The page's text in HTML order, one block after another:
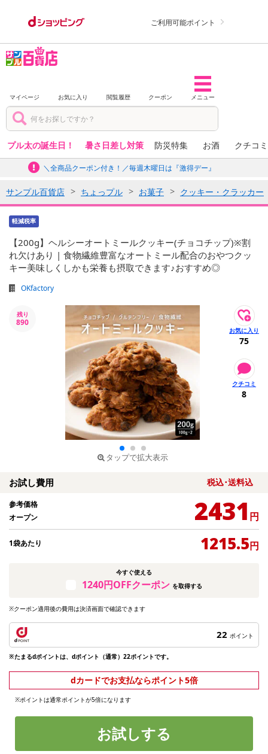
ご利用可能ポイント
マイページ お気に入り 閲覧履歴 クーポン メニュー
プル太の誕生日！ 暑さ日差し対策 防災特集 お酒 クチコ
＼全商品クーポン付き！／毎週木曜日は『激得デー』
サンプル百貨店 ちょっプル お菓子 クッキー・クラッカー
軽減税率
【200g】ヘルシーオートミールクッキー(チョコチップ)※割
れ欠けあり | 食物繊維豊富なオートミール配合のおやつクッ
キー美味しくしかも栄養も摂取できます♪おすすめ◎
OKfactory
残り
890
タップで拡大表示
75
8
お試し費用 税込･送料込
参考価格
オープン
2431 円
1袋あたり 1215.5円
今すぐ使える
1240円OFFクーポン を取得する
※クーポン適用後の費用は決済画面で確認できます
22 ポイント
※たまるdポイントは、dポイント（通常）22ポイントです。
dカードでお支払ならポイント5倍
※ポイントは通常ポイントが5倍になります
お試しする